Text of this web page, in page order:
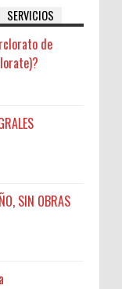
SERVICIOS
de
SIN OBRAS